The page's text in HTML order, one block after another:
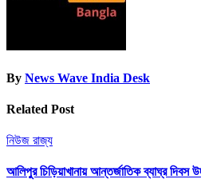
By News Wave India Desk
Related Post
নিউজ রাজ্য
আলিপুর চিড়িয়াখানায় আন্তর্জাতিক ব্যাঘ্র দিবস